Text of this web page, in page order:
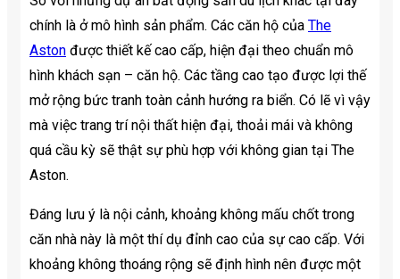
chính là ở mô hình sản phẩm. Các căn hộ của The
Aston được thiết kế cao cấp, hiện đại theo chuẩn mô
hình khách sạn – căn hộ. Các tầng cao tạo được lợi thế
mở rộng bức tranh toàn cảnh hướng ra biển. Có lẽ vì vậy
mà việc trang trí nội thất hiện đại, thoải mái và không
quá cầu kỳ sẽ thật sự phù hợp với không gian tại The
Aston.
Đáng lưu ý là nội cảnh, khoảng không mấu chốt trong
căn nhà này là một thí dụ đỉnh cao của sự cao cấp. Với
khoảng không thoáng rộng sẽ định hình nên được một